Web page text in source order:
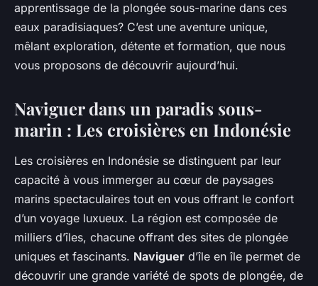
apprentissage de la plongée sous-marine dans ces
eaux paradisiaques? C’est une aventure unique,
mêlant exploration, détente et formation, que nous
vous proposons de découvrir aujourd’hui.
Naviguer dans un paradis sous-
marin : Les croisières en Indonésie
Les croisières en Indonésie se distinguent par leur
capacité à vous immerger au cœur de paysages
marins spectaculaires tout en vous offrant le confort
d’un voyage luxueux. La région est composée de
milliers d’îles, chacune offrant des sites de plongée
uniques et fascinants. Naviguer d’île en île permet de
découvrir une grande variété de spots de plongée, de